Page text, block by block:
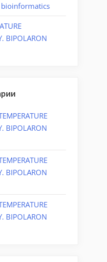
bioinformatics
BIPOLARON
BIPOLARON
BIPOLARON
BIPOLARON